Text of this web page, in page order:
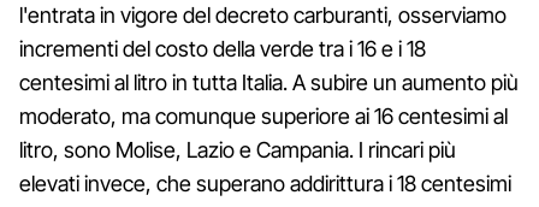
l'entrata in vigore del decreto carburanti, osserviamo
incrementi del costo della verde tra i 16 e i 18
centesimi al litro in tutta Italia. A subire un aumento più
moderato, ma comunque superiore ai 16 centesimi al
litro, sono Molise, Lazio e Campania. I rincari più
elevati invece, che superano addirittura i 18 centesimi